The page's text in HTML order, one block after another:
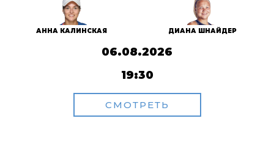
АННА КАЛИНСКАЯ ДИАНА ШНАЙДЕР
06.08.2026
19:30
СМОТРЕТЬ